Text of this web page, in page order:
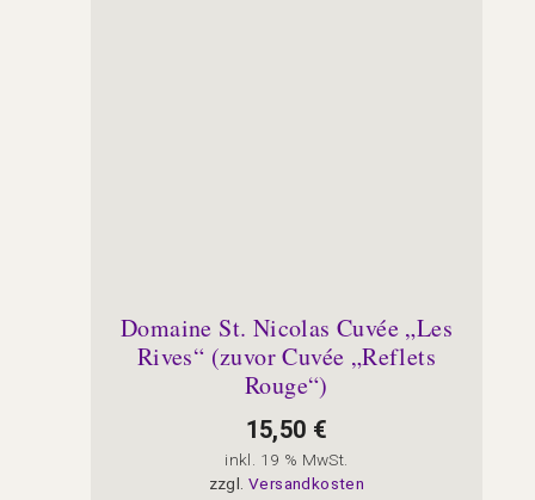
Domaine St. Nicolas Cuvée „Les
Rives“ (zuvor Cuvée „Reflets
Rouge“)
15,50 €
inkl. 19 % MwSt.
zzgl.Versandkosten